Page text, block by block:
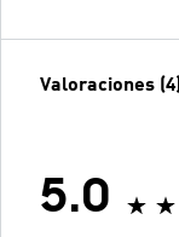
Valoraciones (4)
5.0